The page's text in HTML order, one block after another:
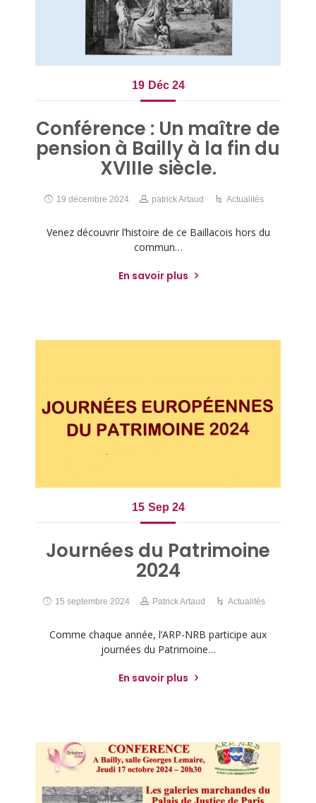
19 Déc 24
Conférence : Un maître de
pension à Bailly à la fin du
XVIIIe siècle.
19 décembre 2024 patrick Artaud Actualités
Venez découvrir l’histoire de ce Baillacois hors du
commun…
En savoir plus
15 Sep 24
Journées du Patrimoine
2024
15 septembre 2024 Patrick Artaud Actualités
Comme chaque année, l’ARP-NRB participe aux
journées du Patrimoine…
En savoir plus